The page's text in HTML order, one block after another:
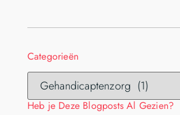
Categorieën
Heb je Deze Blogposts Al Gezien?